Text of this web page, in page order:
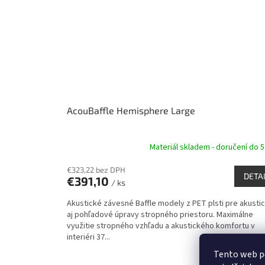
Tento web
AcouBaffle Hemisphere Large
Materiál skladem - doručení do
€323,22 bez DPH
€391,10 / ks
Akustické závesné Baffle modely z PET plsti pre
aj pohľadové úpravy stropného priestoru. Maximálne
využitie stropného vzhľadu a akustického komfortu v
interiéri 37...